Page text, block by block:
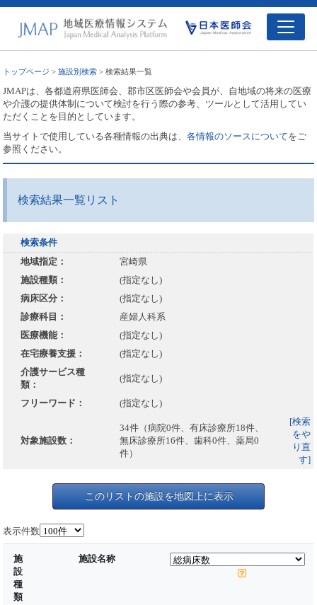
トップページ >施設別検索 > 検索結果一覧
JMAPは、各都道府県医師会、郡市区医師会や会員が、自地域の将来の医療
や介護の提供体制について検討を行う際の参考、ツールとして活用してい
ただくことを目的としています。
当サイトで使用している各種情報の出典は、各情報のソースについてをご
参照ください。
検索結果一覧リスト
検索条件
地域指定：
宮崎県
施設種類：
(指定なし)
病床区分：
(指定なし)
診療科目：
産婦人科系
医療機能：
(指定なし)
在宅療養支援：
(指定なし)
介護サービス種
類：
(指定なし)
フリーワード： (指定なし)
対象施設数：
34件（病院0件、有床診療所18件、
無床診療所16件、歯科0件、薬局0
件）
[検索
をや
り直
す]
このリストの施設を地図上に表示
表示件数
施
設
種
類
施設名称